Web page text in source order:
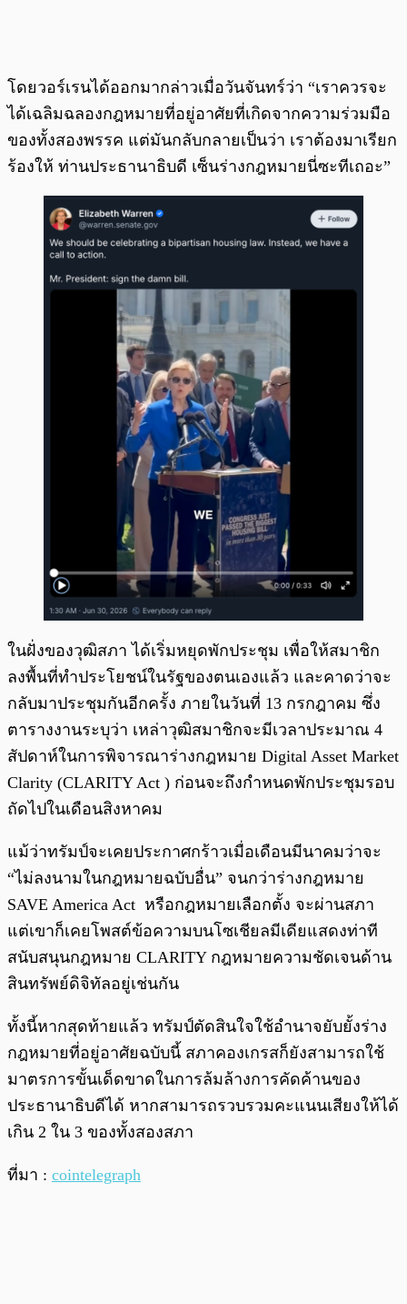
โดยวอร์เรนได้ออกมากล่าวเมื่อวันจันทร์ว่า “เราควรจะ
ได้เฉลิมฉลองกฎหมายที่อยู่อาศัยที่เกิดจากความร่วมมือ
ของทั้งสองพรรค แต่มันกลับกลายเป็นว่า เราต้องมาเรียก
ร้องให้ ท่านประธานาธิบดี เซ็นร่างกฎหมายนี่ซะทีเถอะ”
ในฝั่งของวุฒิสภา ได้เริ่มหยุดพักประชุม เพื่อให้สมาชิก
ลงพื้นที่ทำประโยชน์ในรัฐของตนเองแล้ว และคาดว่าจะ
กลับมาประชุมกันอีกครั้ง ภายในวันที่ 13 กรกฎาคม ซึ่ง
ตารางงานระบุว่า เหล่าวุฒิสมาชิกจะมีเวลาประมาณ 4
สัปดาห์ในการพิจารณาร่างกฎหมาย Digital Asset Market
Clarity (CLARITY Act ) ก่อนจะถึงกำหนดพักประชุมรอบ
ถัดไปในเดือนสิงหาคม
แม้ว่าทรัมป์จะเคยประกาศกร้าวเมื่อเดือนมีนาคมว่าจะ
“ไม่ลงนามในกฎหมายฉบับอื่น” จนกว่าร่างกฎหมาย
SAVE America Act หรือกฎหมายเลือกตั้ง จะผ่านสภา
แต่เขาก็เคยโพสต์ข้อความบนโซเชียลมีเดียแสดงท่าที
สนับสนุนกฎหมาย CLARITY กฎหมายความชัดเจนด้าน
สินทรัพย์ดิจิทัลอยู่เช่นกัน
ทั้งนี้หากสุดท้ายแล้ว ทรัมป์ตัดสินใจใช้อำนาจยับยั้งร่าง
กฎหมายที่อยู่อาศัยฉบับนี้ สภาคองเกรสก็ยังสามารถใช้
มาตรการขั้นเด็ดขาดในการล้มล้างการคัดค้านของ
ประธานาธิบดีได้ หากสามารถรวบรวมคะแนนเสียงให้ได้
เกิน 2 ใน 3 ของทั้งสองสภา
ที่มา : cointelegraph